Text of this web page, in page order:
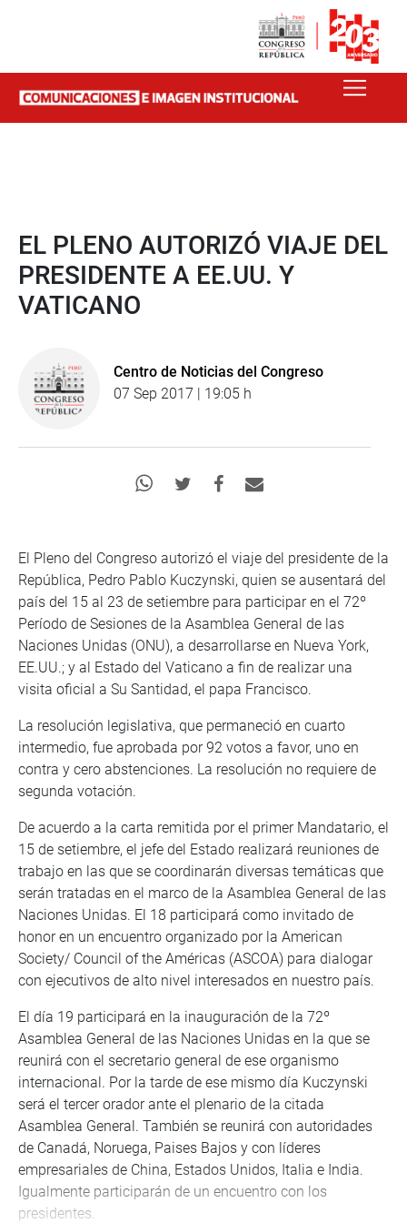
EL PLENO AUTORIZÓ VIAJE DEL
PRESIDENTE A EE.UU. Y
VATICANO
Centro de Noticias del Congreso
07 Sep 2017 | 19:05 h
El Pleno del Congreso autorizó el viaje del presidente de la
República, Pedro Pablo Kuczynski, quien se ausentará del
país del 15 al 23 de setiembre para participar en el 72º
Período de Sesiones de la Asamblea General de las
Naciones Unidas (ONU), a desarrollarse en Nueva York,
EE.UU.; y al Estado del Vaticano a fin de realizar una
visita oficial a Su Santidad, el papa Francisco.
La resolución legislativa, que permaneció en cuarto
intermedio, fue aprobada por 92 votos a favor, uno en
contra y cero abstenciones. La resolución no requiere de
segunda votación.
De acuerdo a la carta remitida por el primer Mandatario, el
15 de setiembre, el jefe del Estado realizará reuniones de
trabajo en las que se coordinarán diversas temáticas que
serán tratadas en el marco de la Asamblea General de las
Naciones Unidas. El 18 participará como invitado de
honor en un encuentro organizado por la American
Society/ Council of the Américas (ASCOA) para dialogar
con ejecutivos de alto nivel interesados en nuestro país.
El día 19 participará en la inauguración de la 72º
Asamblea General de las Naciones Unidas en la que se
reunirá con el secretario general de ese organismo
internacional. Por la tarde de ese mismo día Kuczynski
será el tercer orador ante el plenario de la citada
Asamblea General. También se reunirá con autoridades
de Canadá, Noruega, Paises Bajos y con líderes
empresariales de China, Estados Unidos, Italia e India.
Igualmente participarán de un encuentro con los
presidentes.